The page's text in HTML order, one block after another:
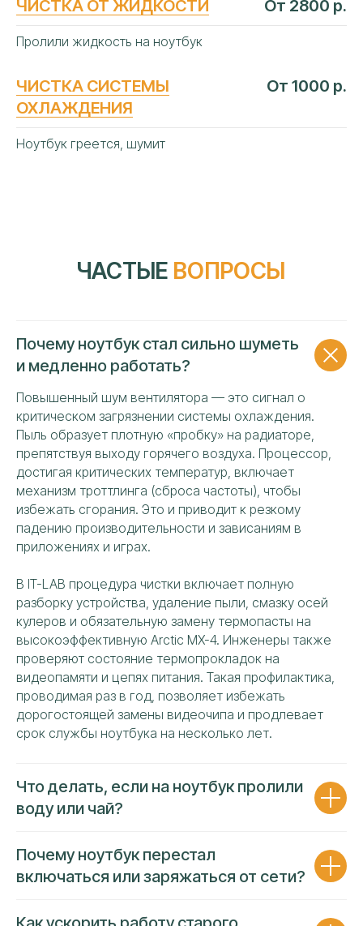
ЧИСТКА ОТ ЖИДКОСТИ От 2800 р.
Пролили жидкость на ноутбук
ЧИСТКА СИСТЕМЫ
ОХЛАЖДЕНИЯ
От 1000 р.
Ноутбук греется, шумит
Почему ноутбук стал сильно шуметь
и медленно работать?
Повышенный шум вентилятора — это сигнал о
критическом загрязнении системы охлаждения.
Пыль образует плотную «пробку» на радиаторе,
препятствуя выходу горячего воздуха. Процессор,
достигая критических температур, включает
механизм троттлинга (сброса частоты), чтобы
избежать сгорания. Это и приводит к резкому
падению производительности и зависаниям в
приложениях и играх.
В IT-LAB процедура чистки включает полную
разборку устройства, удаление пыли, смазку осей
кулеров и обязательную замену термопасты на
высокоэффективную Arctic MX-4. Инженеры также
проверяют состояние термопрокладок на
видеопамяти и цепях питания. Такая профилактика,
проводимая раз в год, позволяет избежать
дорогостоящей замены видеочипа и продлевает
срок службы ноутбука на несколько лет.
Что делать, если на ноутбук пролили
воду или чай?
Почему ноутбук перестал
включаться или заряжаться от сети?
Следование строгим официальным
регламентам мировых
Сертифицированныеоригинальные
детали
Профильное дилерское
диагностическое оборудование
Ежегодное обучение исертификация
Номер телефона
+7
Я даю своё согласие на обработку персональных
данных и подтверждаю ознакомление с политикой
конфиденциальности и обработки персональных
данных
УЗНАТЬ СТОИМОСТЬ
РЕМОНТА НОУТБУКА
«GIGABYTE»
РЕМОНТИРУЕМ ВСЕ БРЕНДЫ